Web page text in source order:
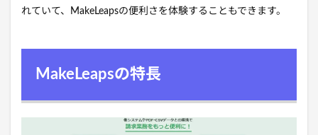
れていて、MakeLeapsの便利さを体験することもできます。
MakeLeapsの特長